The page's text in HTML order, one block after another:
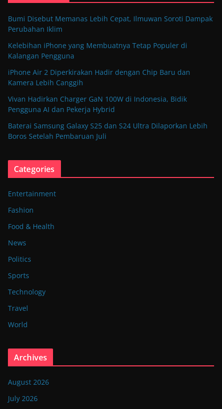
Bumi Disebut Memanas Lebih Cepat, Ilmuwan Soroti Dampak
Perubahan Iklim
Kelebihan iPhone yang Membuatnya Tetap Populer di
Kalangan Pengguna
iPhone Air 2 Diperkirakan Hadir dengan Chip Baru dan
Kamera Lebih Canggih
Vivan Hadirkan Charger GaN 100W di Indonesia, Bidik
Pengguna AI dan Pekerja Hybrid
Baterai Samsung Galaxy S25 dan S24 Ultra Dilaporkan Lebih
Boros Setelah Pembaruan Juli
Categories
Entertainment
Fashion
Food & Health
News
Politics
Sports
Technology
Travel
World
Archives
August 2026
July 2026